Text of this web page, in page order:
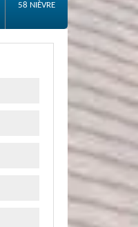
58 NIÈVRE